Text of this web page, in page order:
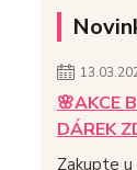
🌸AKCE
DÁREK
Zakupte u